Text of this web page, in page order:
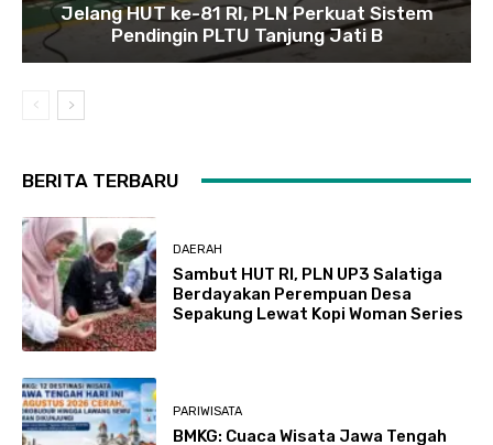
Jelang HUT ke-81 RI, PLN Perkuat Sistem
Pendingin PLTU Tanjung Jati B
BERITA TERBARU
DAERAH
Sambut HUT RI, PLN UP3 Salatiga
Berdayakan Perempuan Desa
Sepakung Lewat Kopi Woman Series
PARIWISATA
BMKG: Cuaca Wisata Jawa Tengah